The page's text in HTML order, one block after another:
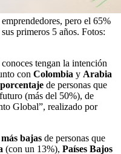
pero el 65%
primeros 5 años. Fotos:
tengan la intención
con Colombia y Arabia
de personas que
(más del 50%), de
Global”, realizado por
más bajas de personas que
(con un 13%), Países Bajos